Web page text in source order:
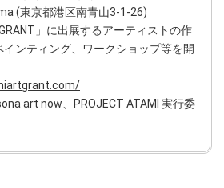
(東京都港区南青山3-1-26)
」に出展するアーティストの作
ンティング、ワークショップ等を開
art now、PROJECT ATAMI 実行委